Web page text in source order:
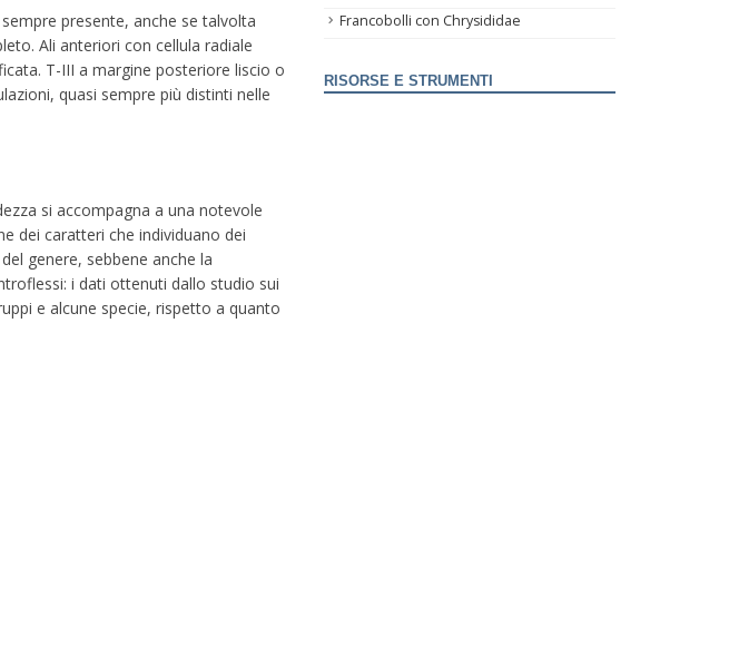
presente, anche se talvolta
Ali anteriori con cellula radiale
T-III a margine posteriore liscio o
quasi sempre più distinti nelle
si accompagna a una notevole
dei caratteri che individuano dei
genere, sebbene anche la
i dati ottenuti dallo studio sui
e alcune specie, rispetto a quanto
Francobolli con Chrysididae
RISORSE E STRUMENTI